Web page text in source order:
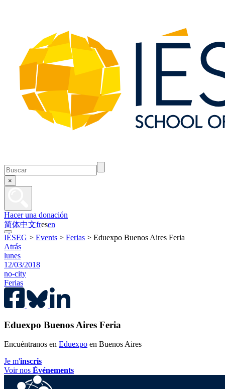
×
Hacer una donación
简体中文fresen
IÉSEG > Events > Ferias > Eduexpo Buenos Aires Feria
Atrás
lunes
12/03/2018
no-city
Ferias
Eduexpo Buenos Aires Feria
Encuéntranos en Eduexpo en Buenos Aires
Je m'inscris
Voir nos Événements